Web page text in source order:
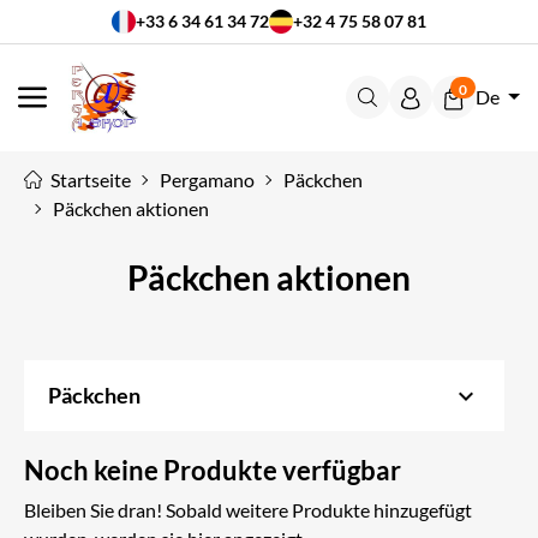
+33 6 34 61 34 72 +32 4 75 58 07 81
MENÜ
0 De
Startseite Pergamano
Päckchen
Päckchen aktionen
Päckchen aktionen
Päckchen keyboard_arrow_down
Noch keine Produkte verfügbar
Bleiben Sie dran! Sobald weitere Produkte hinzugefügt